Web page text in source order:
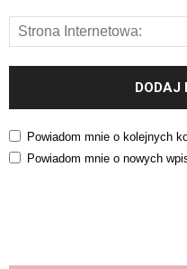
Powiadom mnie o kolejnych
Powiadom mnie o nowych